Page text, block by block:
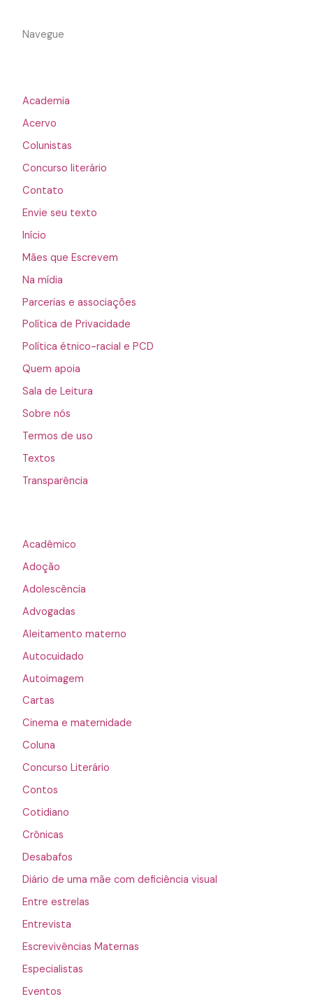
Navegue
Academia
Acervo
Colunistas
Concurso literário
Contato
Envie seu texto
Início
Mães que Escrevem
Na mídia
Parcerias e associações
Política de Privacidade
Política étnico-racial e PCD
Quem apoia
Sala de Leitura
Sobre nós
Termos de uso
Textos
Transparência
Acadêmico
Adoção
Adolescência
Advogadas
Aleitamento materno
Autocuidado
Autoimagem
Cartas
Cinema e maternidade
Coluna
Concurso Literário
Contos
Cotidiano
Crônicas
Desabafos
Diário de uma mãe com deficiência visual
Entre estrelas
Entrevista
Escrevivências Maternas
Especialistas
Eventos